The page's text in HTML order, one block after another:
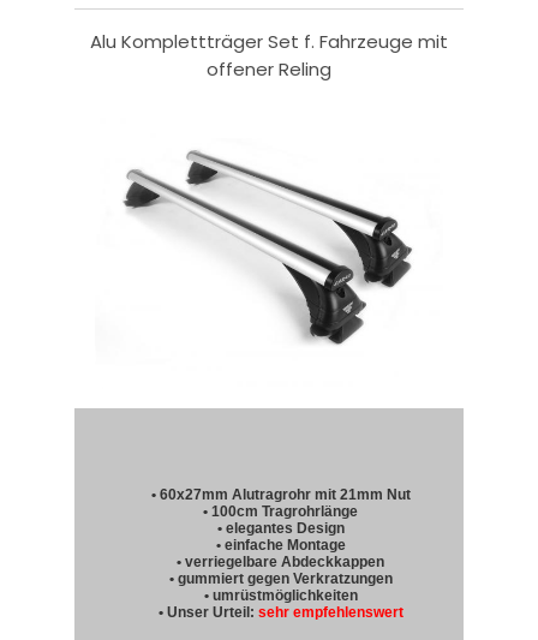
Alu Komplettträger Set f. Fahrzeuge mit
offener Reling
• 60x27mm Alutragrohr mit 21mm Nut
• 100cm Tragrohrlänge
• elegantes Design
• einfache Montage
• verriegelbare Abdeckkappen
• gummiert gegen Verkratzungen
• umrüstmöglichkeiten
• Unser Urteil: sehr empfehlenswert